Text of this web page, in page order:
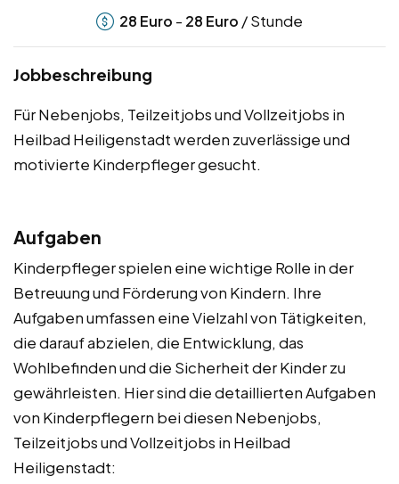
28 Euro - 28 Euro / Stunde
Jobbeschreibung
Für Nebenjobs, Teilzeitjobs und Vollzeitjobs in
Heilbad Heiligenstadt werden zuverlässige und
motivierte Kinderpfleger gesucht.
Aufgaben
Kinderpfleger spielen eine wichtige Rolle in der
Betreuung und Förderung von Kindern. Ihre
Aufgaben umfassen eine Vielzahl von Tätigkeiten,
die darauf abzielen, die Entwicklung, das
Wohlbefinden und die Sicherheit der Kinder zu
gewährleisten. Hier sind die detaillierten Aufgaben
von Kinderpflegern bei diesen Nebenjobs,
Teilzeitjobs und Vollzeitjobs in Heilbad
Heiligenstadt: